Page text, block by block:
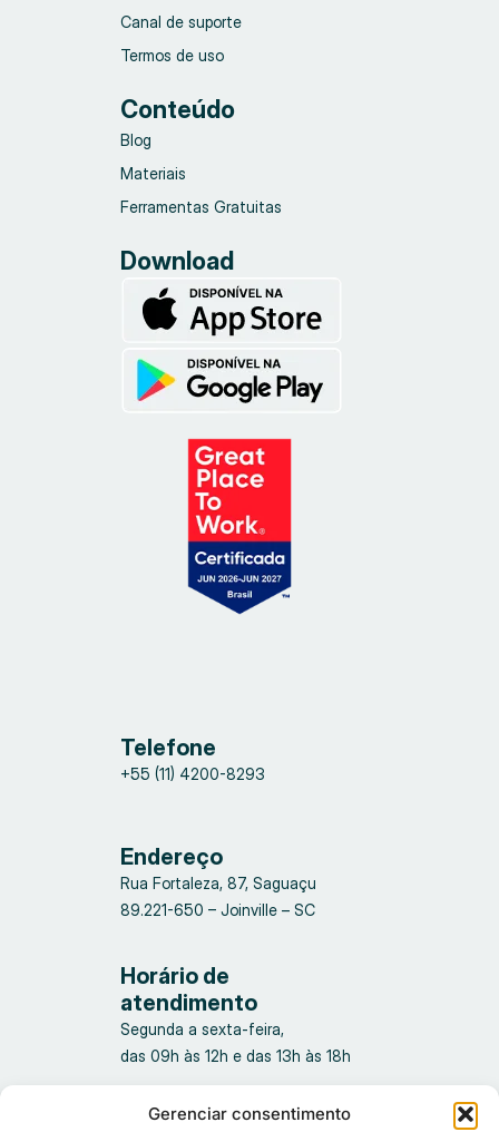
Gerenciar consentimento
Canal de suporte
Termos de uso
Conteúdo
Blog
Materiais
Ferramentas Gratuitas
Download
Telefone
+55 (11) 4200-8293
Endereço
Rua Fortaleza, 87, Saguaçu
89.221-650 – Joinville – SC
Horário de
atendimento
Segunda a sexta-feira,
das 09h às 12h e das 13h às 18h